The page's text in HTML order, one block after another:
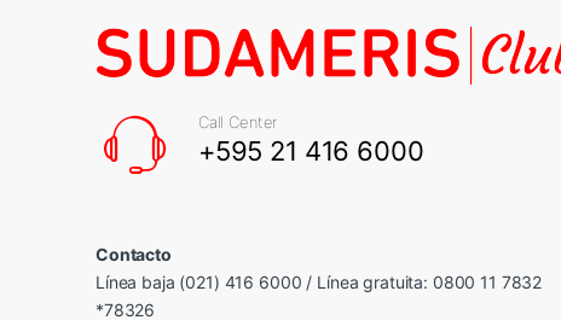
Call Center
+595 21 416 6000
Contacto
Línea baja (021) 416 6000 / Línea gratuita: 0800 11 7832
*78326